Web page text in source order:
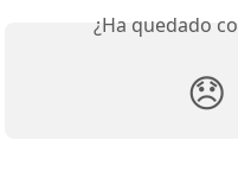
¿Ha quedado
😞